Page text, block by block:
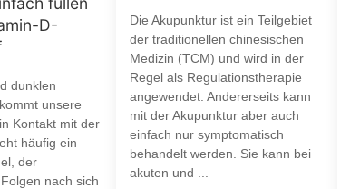
D-
dunklen
unsere
Kontakt mit der
häufig ein
der
nach sich
Die Akupunktur ist ein Teilgebiet
der traditionellen chinesischen
Medizin (TCM) und wird in der
Regel als Regulationstherapie
angewendet. Andererseits kann
mit der Akupunktur aber auch
einfach nur symptomatisch
behandelt werden. Sie kann bei
akuten und ...